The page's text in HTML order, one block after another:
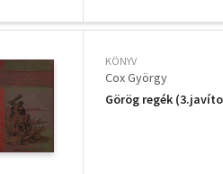
KÖNYV
Cox György
Görög regék